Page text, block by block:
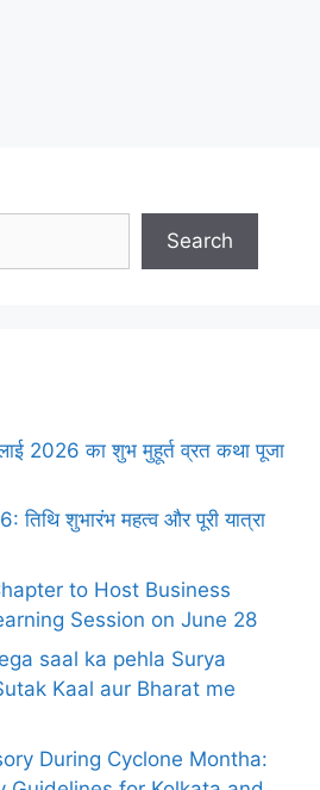
Search
2026 का शुभ मुहूर्त व्रत कथा पूजा
तिथि शुभारंभ महत्व और पूरी यात्रा
to Host Business
Session on June 28
saal ka pehla Surya
Kaal aur Bharat me
During Cyclone Montha: